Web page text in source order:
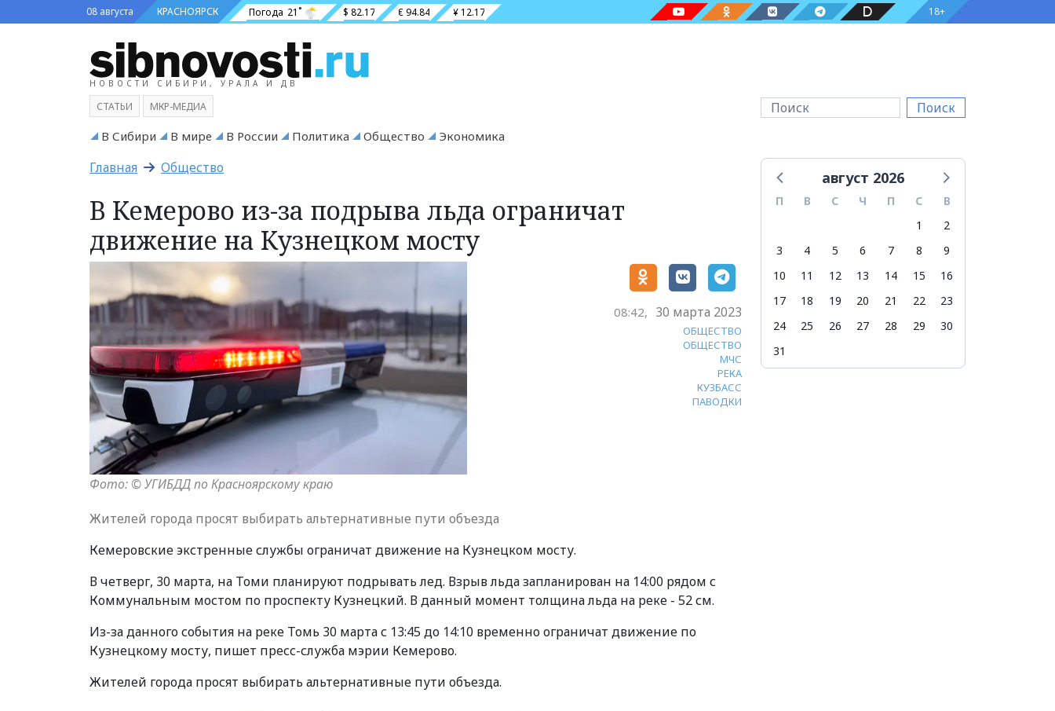
08 августа КРАСНОЯРСК Погода 21˚ $ 82.17 € 94.84 ¥ 12.17 18+
НОВОСТИ СИБИРИ, УРАЛА И ДВ
Поиск
СТАТЬИ МКР-МЕДИА
В Сибири В мире В России Политика Общество Экономика
Главная Общество
В Кемерово из-за подрыва льда ограничат
движение на Кузнецком мосту
Фото: © УГИБДД по Красноярскому краю
08:42, 30 марта 2023
ОБЩЕСТВО
ОБЩЕСТВО
МЧС
РЕКА
КУЗБАСС
ПАВОДКИ
Жителей города просят выбирать альтернативные пути объезда
Кемеровские экстренные службы ограничат движение на Кузнецком мосту.
В четверг, 30 марта, на Томи планируют подрывать лед. Взрыв льда запланирован на 14:00 рядом с
Коммунальным мостом по проспекту Кузнецкий. В данный момент толщина льда на реке - 52 см.
Из-за данного события на реке Томь 30 марта с 13:45 до 14:10 временно ограничат движение по
Кузнецкому мосту, пишет пресс-служба мэрии Кемерово.
Жителей города просят выбирать альтернативные пути объезда.
август 2026
П В С Ч П С
В
1
2
3
4 5 6 7 8
9
10
11 12 13 14 15
16
17
18 19 20 21 22
23
24
25 26 27 28 29
30
31